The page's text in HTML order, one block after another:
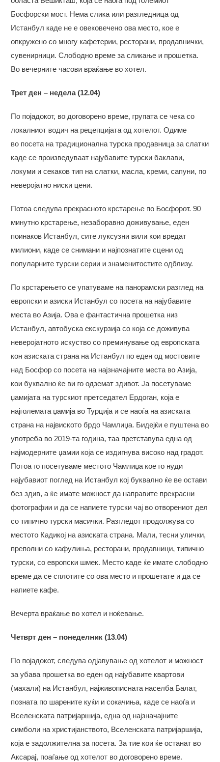
Босфорски мост. Нема слика или разгледница од
Истанбул каде не е овековечено ова место, кое е
опкружено со многу кафетерии, ресторани, продавнички,
сувенирници. Слободно време за сликање и прошетка.
Во вечерните часови враќање во хотел.
Трет ден – недела(12.04)
По појадокот, во договорено време, групата се чека со
локалниот водич на рецепцијата од хотелот. Одиме
во посета на традиционална турска продавница за слатки
каде се произведуваат најубавите турски баклави,
локуми и секаков тип на слатки, масла, креми, сапуни, по
неверојатно ниски цени.
Потоа следува прекрасното крстарење по Босфорот. 90
минутно крстарење, незаборавно доживување, еден
поинаков Истанбул, сите луксузни вили кои вредат
милиони, каде се снимани и најпознатите сцени од
популарните турски серии и знаменитостите одблизу.
По крстарењето се упатуваме на панорамски разглед на
европски и азиски Истанбул со посета на најубавите
места во Азија. Ова е фантастична прошетка низ
Истанбул, автобуска екскурзија со која се доживува
неверојатното искуство со преминување од европската
кон азиската страна на Истанбул по еден од мостовите
над Босфор со посета на најзначајните места во Азија,
кои буквално ќе ви го одземат здивот. Ја посетуваме
џамијата на турскиот претседател Ердоган, која е
најголемата џамија во Турција и се наоѓа на азиската
страна на највиското брдо Чамлиџа. Бидејќи е пуштена во
употреба во 2019-та година, таа претставува една од
најмодерните џамии која се издигнува високо над градот.
Потоа го посетуваме местото Чамлиџа кое го нуди
најубавиот поглед на Истанбул кој буквално ќе ве остави
без здив, а ќе имате можност да направите прекрасни
фотографии и да се напиете турски чај во отворениот дел
со типично турски масички. Разгледот продолжува со
местото Кадикој на азиската страна. Мали, тесни улички,
преполни со кафулиња, ресторани, продавници, типично
турски, со европски шмек. Место каде ќе имате слободно
време да се сплотите со ова место и прошетате и да се
напиете кафе.
Вечерта враќање во хотел и ноќевање.
Четврт ден – понеделник (13.04)
По појадокот, следува одјавување од хотелот и можност
за убава прошетка во еден од најубавите квартови
(махали) на Истанбул, најживописната населба Балат,
позната по шарените куќи и сокачиња, каде се наоѓа и
Вселенската патријаршија, една од најзначајните
симболи на христијанството, Вселенската патријаршија,
која е задолжителна за посета. За тие кои ќе останат во
Аксарај, поаѓање од хотелот во договорено време.